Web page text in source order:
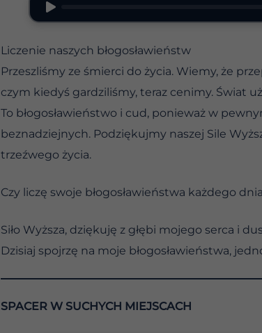
Liczenie naszych błogosławieństw
Przeszliśmy ze śmierci do życia. Wiemy, że
czym kiedyś gardziliśmy, teraz cenimy. Świat
To błogosławieństwo i cud, ponieważ w
beznadziejnych. Podziękujmy naszej Sile
trzeźwego życia.
Czy liczę swoje błogosławieństwa każdego
Siło Wyższa, dziękuję z głębi mojego serca i
Dzisiaj spojrzę na moje błogosławieństwa,
SPACER W SUCHYCH MIEJSCACH